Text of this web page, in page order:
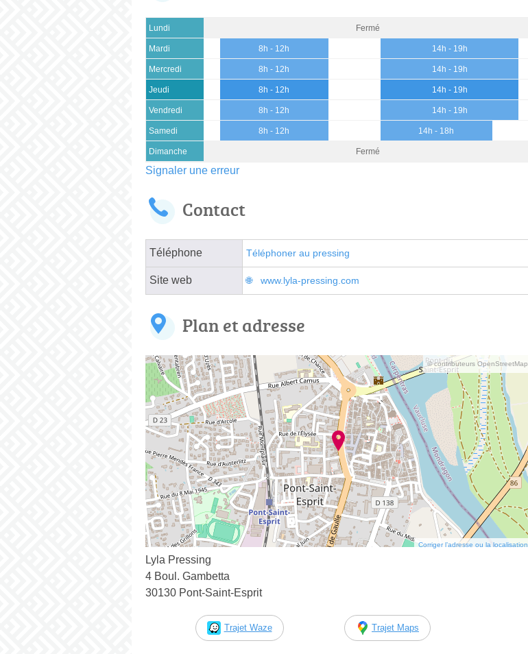
Lundi Fermé
Mardi 8h - 12h 14h - 19h
Mercredi 8h - 12h 14h - 19h
Jeudi 8h - 12h 14h - 19h
Vendredi 8h - 12h 14h - 19h
Samedi 8h - 12h 14h - 18h
Dimanche Fermé
Signaler une erreur
Contact
Téléphone Téléphoner au pressing
Site web www.lyla-pressing.com
Plan et adresse
© contributeurs OpenStreetMap
Corriger l’adresse ou la localisation
Lyla Pressing
4 Boul. Gambetta
30130 Pont-Saint-Esprit
Trajet Waze Trajet Maps